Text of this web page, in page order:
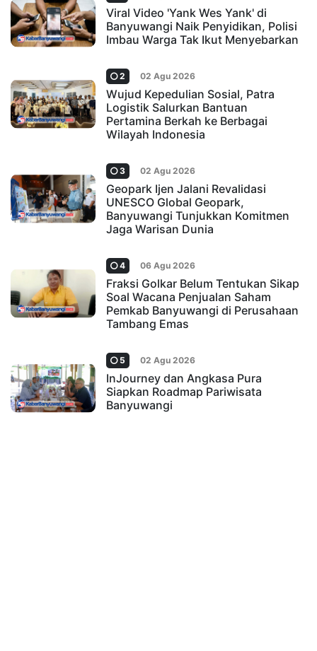
Viral Video 'Yank Wes Yank' di
Banyuwangi Naik Penyidikan, Polisi
Imbau Warga Tak Ikut Menyebarkan
2 02 Agu 2026
Wujud Kepedulian Sosial, Patra
Logistik Salurkan Bantuan
Pertamina Berkah ke Berbagai
Wilayah Indonesia
3 02 Agu 2026
Geopark Ijen Jalani Revalidasi
UNESCO Global Geopark,
Banyuwangi Tunjukkan Komitmen
Jaga Warisan Dunia
4 06 Agu 2026
Fraksi Golkar Belum Tentukan Sikap
Soal Wacana Penjualan Saham
Pemkab Banyuwangi di Perusahaan
Tambang Emas
5 02 Agu 2026
InJourney dan Angkasa Pura
Siapkan Roadmap Pariwisata
Banyuwangi